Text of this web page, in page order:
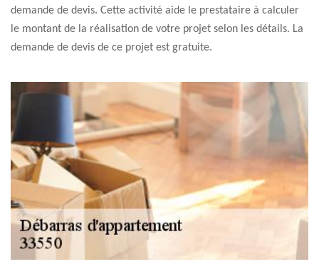
demande de devis. Cette activité aide le prestataire à calculer
le montant de la réalisation de votre projet selon les détails. La
demande de devis de ce projet est gratuite.